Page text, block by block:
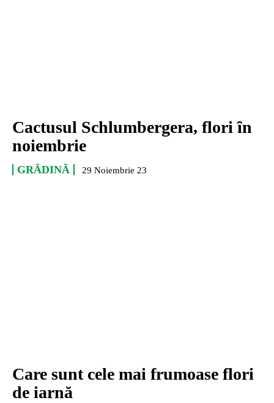
Cactusul Schlumbergera, flori ȋn
noiembrie
GRĂDINĂ 29 Noiembrie 23
Care sunt cele mai frumoase flori
de iarnă